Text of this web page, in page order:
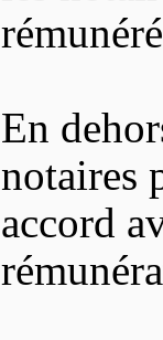
En
notaires
accord